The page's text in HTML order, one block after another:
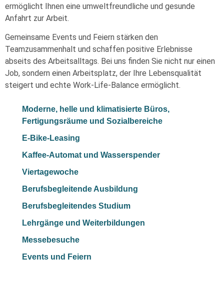
ermöglicht Ihnen eine umweltfreundliche und gesunde
Anfahrt zur Arbeit.
Gemeinsame Events und Feiern stärken den
Teamzusammenhalt und schaffen positive Erlebnisse
abseits des Arbeitsalltags. Bei uns finden Sie nicht nur einen
Job, sondern einen Arbeitsplatz, der Ihre Lebensqualität
steigert und echte Work-Life-Balance ermöglicht.
Moderne, helle und klimatisierte Büros,
Fertigungsräume und Sozialbereiche
E-Bike-Leasing
Kaffee-Automat und Wasserspender
Viertagewoche
Berufsbegleitende Ausbildung
Berufsbegleitendes Studium
Lehrgänge und Weiterbildungen
Messebesuche
Events und Feiern